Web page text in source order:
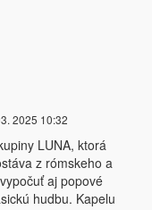
2025 10:32
LUNA, ktorá
z rómskeho a
aj popové
hudbu. Kapelu